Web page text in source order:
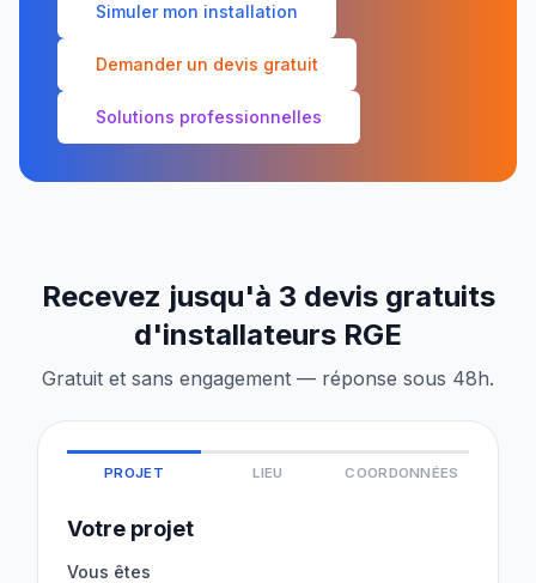
Simuler mon installation
Demander un devis gratuit
Solutions professionnelles
Recevez jusqu'à 3 devis gratuits
d'installateurs RGE
Gratuit et sans engagement — réponse sous 48h.
PROJET LIEU COORDONNÉES
Votre projet
Vous êtes